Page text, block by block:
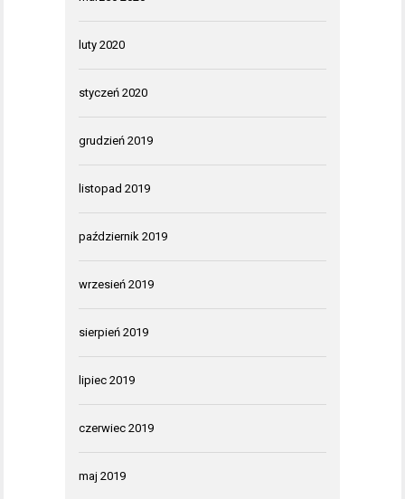
luty 2020
styczeń 2020
grudzień 2019
listopad 2019
październik 2019
wrzesień 2019
sierpień 2019
lipiec 2019
czerwiec 2019
maj 2019